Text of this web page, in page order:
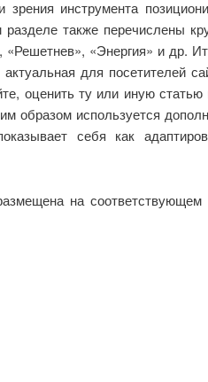
инструмента
также перечислены
«Энергия» и др.
для посетителей
оценить ту или иную статью
образом используется
себя как
на